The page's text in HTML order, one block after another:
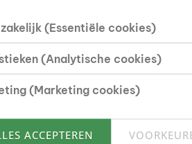
(Essentiële cookies)
(Analytische cookies)
(Marketing cookies)
ACCEPTEREN